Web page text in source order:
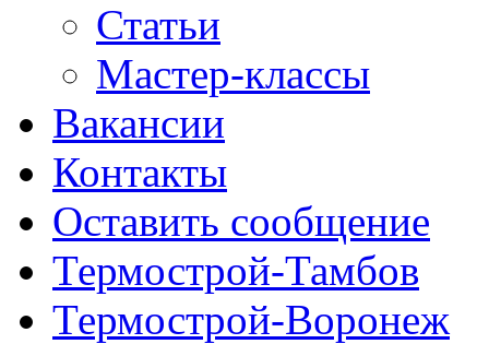
Статьи
Мастер-классы
Вакансии
Контакты
Оставить сообщение
Термострой-Тамбов
Термострой-Воронеж